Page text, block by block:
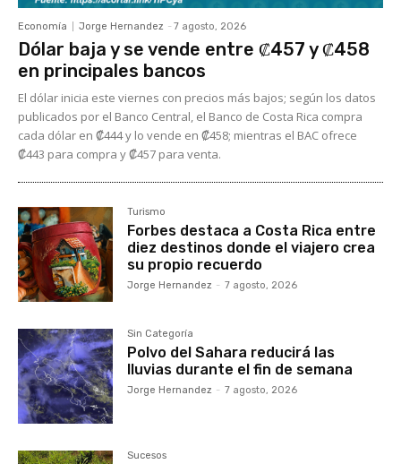
Economía Jorge Hernandez - 7 agosto, 2026
Dólar baja y se vende entre ₡457 y ₡458
en principales bancos
El dólar inicia este viernes con precios más bajos; según los datos
publicados por el Banco Central, el Banco de Costa Rica compra
cada dólar en ₡444 y lo vende en ₡458; mientras el BAC ofrece
₡443 para compra y ₡457 para venta.
Turismo
Forbes destaca a Costa Rica entre
diez destinos donde el viajero crea
su propio recuerdo
Jorge Hernandez - 7 agosto, 2026
Sin Categoría
Polvo del Sahara reducirá las
lluvias durante el fin de semana
Jorge Hernandez - 7 agosto, 2026
Sucesos